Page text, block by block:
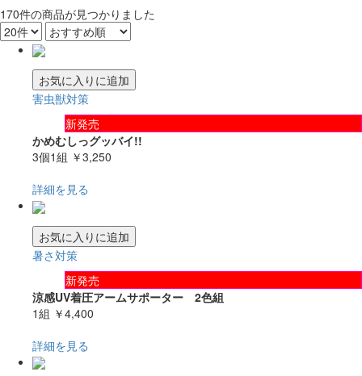
170件の商品が見つかりました
お気に入りに追加
害虫獣対策
新発売
かめむしっグッバイ!!
3個1組 ￥3,250
詳細を見る
お気に入りに追加
暑さ対策
新発売
涼感UV着圧アームサポーター 2色組
1組 ￥4,400
詳細を見る